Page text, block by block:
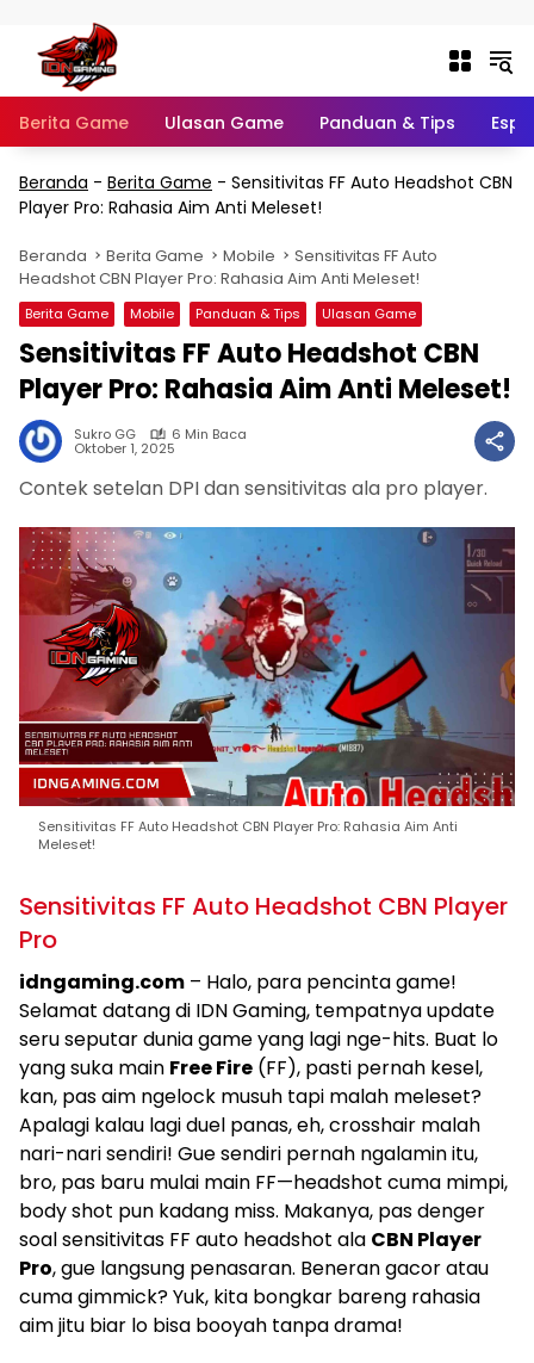
Berita Game Ulasan Game Panduan & Tips
Beranda - Berita Game - Sensitivitas FF Auto Headshot CBN
Player Pro: Rahasia Aim Anti Meleset!
Beranda Berita Game Mobile
Sensitivitas FF Auto
Headshot CBN Player Pro: Rahasia Aim Anti Meleset!
Berita Game Mobile Panduan & Tips Ulasan Game
Sensitivitas FF Auto Headshot CBN
Player Pro: Rahasia Aim Anti Meleset!
Sukro GG 6 Min Baca
Oktober 1, 2025
Contek setelan DPI dan sensitivitas ala pro player.
Sensitivitas FF Auto Headshot CBN Player Pro: Rahasia Aim Anti
Meleset!
Sensitivitas FF Auto Headshot CBN Player
Pro
idngaming.com – Halo, para pencinta game!
Selamat datang di IDN Gaming, tempatnya update
seru seputar dunia game yang lagi nge-hits. Buat lo
yang suka main Free Fire (FF), pasti pernah kesel,
kan, pas aim ngelock musuh tapi malah meleset?
Apalagi kalau lagi duel panas, eh, crosshair malah
nari-nari sendiri! Gue sendiri pernah ngalamin itu,
bro, pas baru mulai main FF—headshot cuma mimpi,
body shot pun kadang miss. Makanya, pas denger
soal sensitivitas FF auto headshot ala CBN Player
Pro, gue langsung penasaran. Beneran gacor atau
cuma gimmick? Yuk, kita bongkar bareng rahasia
aim jitu biar lo bisa booyah tanpa drama!